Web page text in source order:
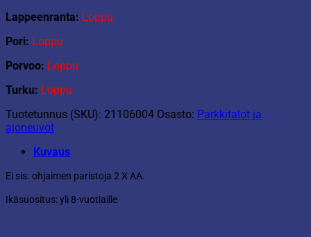
Lappeenranta: Loppu
Pori: Loppu
Porvoo: Loppu
Turku: Loppu
Tuotetunnus (SKU): 21106004 Osasto: Parkkitalot ja
ajoneuvot
Kuvaus
Ei sis. ohjaimen paristoja 2 X AA.
Ikäsuositus: yli 8-vuotiaille